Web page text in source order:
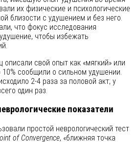
их физические и психологические
близости с удушением и без него.
что фокус исследования
чтобы избежать
описали свой опыт как «мягкий» или
10% сообщили о сильном удушении.
2-4 раза за половой акт; у
один раз.
показатели
простой неврологический тест
of Convergence, «ближняя точка